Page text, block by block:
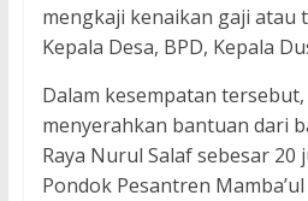
mengkaji kenaikan gaji atau
Kepala Desa, BPD, Kepala
Dalam kesempatan
menyerahkan bantuan dari
Raya Nurul Salaf sebesar
Pondok Pesantren